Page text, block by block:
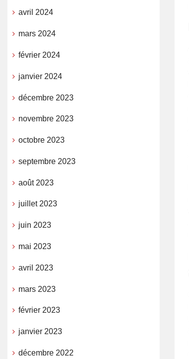
avril 2024
mars 2024
février 2024
janvier 2024
décembre 2023
novembre 2023
octobre 2023
septembre 2023
août 2023
juillet 2023
juin 2023
mai 2023
avril 2023
mars 2023
février 2023
janvier 2023
décembre 2022